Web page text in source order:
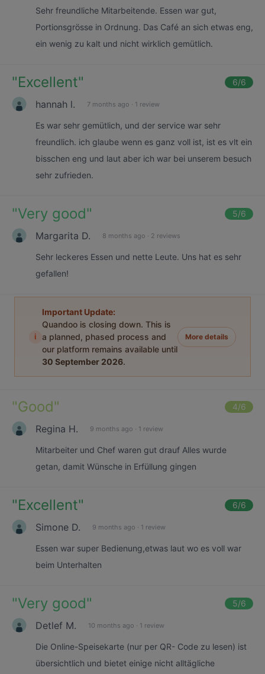
Sehr freundliche Mitarbeitende. Essen war gut,
Portionsgrösse in Ordnung. Das Café an sich etwas eng,
ein wenig zu kalt und nicht wirklich gemütlich.
"Excellent" 6/6
hannah l. 7 months ago · 1 review
Es war sehr gemütlich, und der service war sehr
freundlich. ich glaube wenn es ganz voll ist, ist es vlt ein
bisschen eng und laut aber ich war bei unserem besuch
sehr zufrieden.
"Very good" 5/6
Margarita D. 8 months ago · 2 reviews
Sehr leckeres Essen und nette Leute. Uns hat es sehr
gefallen!
i
Important Update:
Quandoo is closing down. This is
a planned, phased process and
our platform remains available until
30 September 2026.
More details
"Good" 4/6
Regina H. 9 months ago · 1 review
Mitarbeiter und Chef waren gut drauf Alles wurde
getan, damit Wünsche in Erfüllung gingen
"Excellent" 6/6
Simone D. 9 months ago · 1 review
Essen war super Bedienung,etwas laut wo es voll war
beim Unterhalten
"Very good" 5/6
Detlef M. 10 months ago · 1 review
Die Online-Speisekarte (nur per QR- Code zu lesen) ist
übersichtlich und bietet einige nicht alltägliche